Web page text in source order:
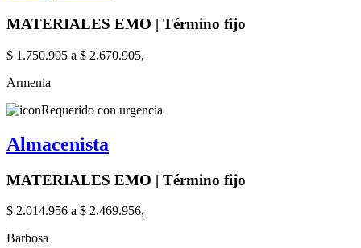
MATERIALES EMO | Término fijo
$ 1.750.905 a $ 2.670.905,
Armenia
Requerido con urgencia
Almacenista
MATERIALES EMO | Término fijo
$ 2.014.956 a $ 2.469.956,
Barbosa